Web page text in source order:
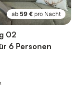
ab 59 € pro Nacht
02
6 Personen